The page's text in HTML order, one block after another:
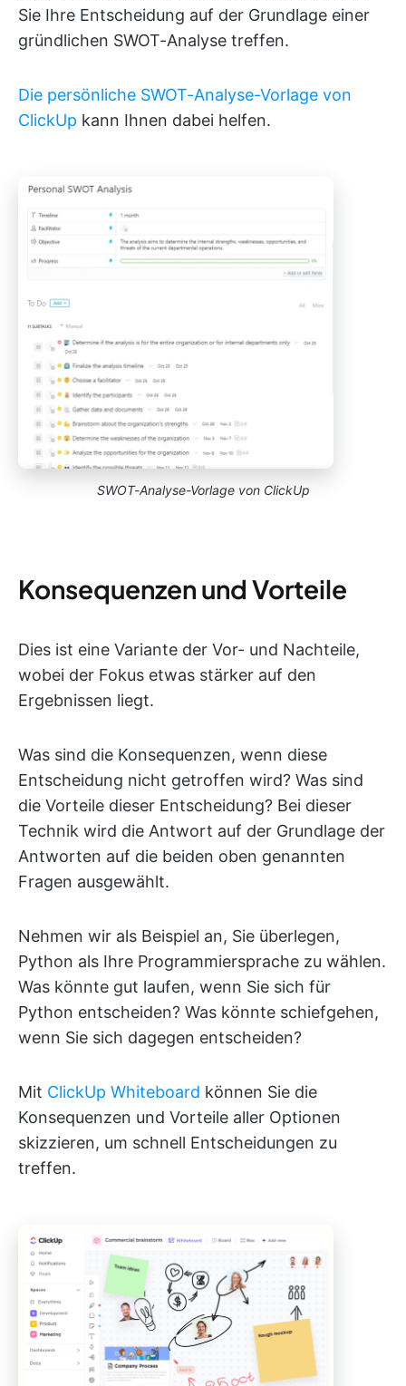
Sie Ihre Entscheidung auf der Grundlage einer
gründlichen SWOT-Analyse treffen.
Die persönliche SWOT-Analyse-Vorlage von
ClickUp kann Ihnen dabei helfen.
SWOT-Analyse-Vorlage von ClickUp
Konsequenzen und Vorteile
Dies ist eine Variante der Vor- und Nachteile,
wobei der Fokus etwas stärker auf den
Ergebnissen liegt.
Was sind die Konsequenzen, wenn diese
Entscheidung nicht getroffen wird? Was sind
die Vorteile dieser Entscheidung? Bei dieser
Technik wird die Antwort auf der Grundlage der
Antworten auf die beiden oben genannten
Fragen ausgewählt.
Nehmen wir als Beispiel an, Sie überlegen,
Python als Ihre Programmiersprache zu wählen.
Was könnte gut laufen, wenn Sie sich für
Python entscheiden? Was könnte schiefgehen,
wenn Sie sich dagegen entscheiden?
Mit ClickUp Whiteboard können Sie die
Konsequenzen und Vorteile aller Optionen
skizzieren, um schnell Entscheidungen zu
treffen.